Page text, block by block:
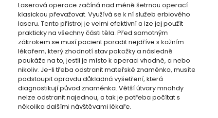
Laserová operace začíná nad méně šetrnou operací
klasickou převažovat. Využívá se k ní služeb erbiového
laseru. Tento přístroj je velmi efektivní a lze jej použít
prakticky na všechny části těla. Před samotným
zákrokem se musí pacient poradit nejdříve s kožním
lékařem, který zhodnotí stav pokožky a následně
poukáže na to, jestli je místo k operaci vhodné, a nebo
nikoliv. Je-li třeba odstranit mateřské znaménko, musíte
podstoupit opravdu důkladná vyšetření, která
diagnostikují původ znaménka. Větší útvary mnohdy
nelze odstranit najednou, a tak je potřeba počítat s
několika dalšími návštěvami lékaře.